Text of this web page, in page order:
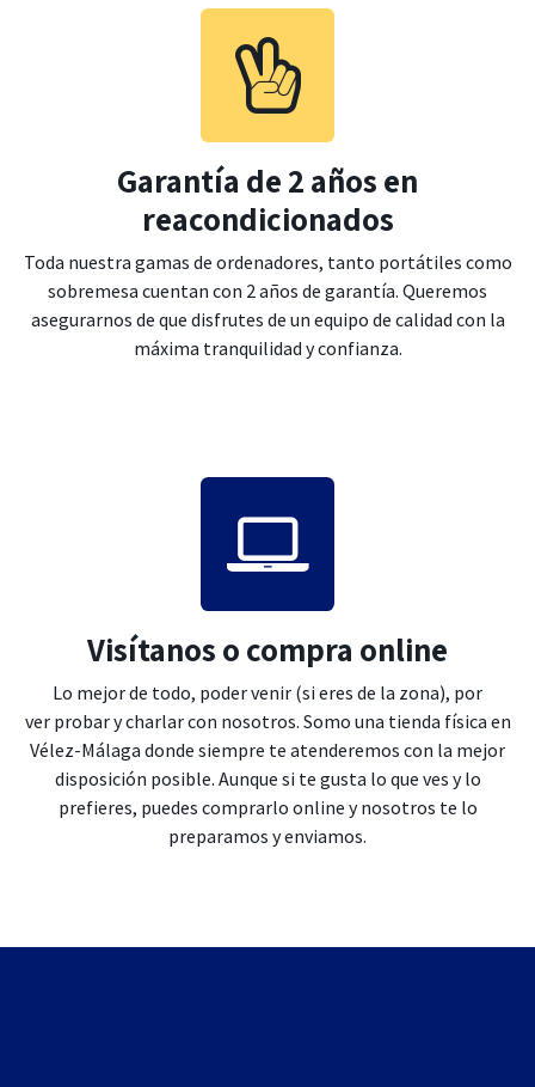
Garantía de 2 años en
reacondicionados
Toda nuestra gamas de ordenadores, tanto portátiles como
sobremesa cuentan con 2 años de garantía. Queremos
asegurarnos de que disfrutes de un equipo de calidad con la
máxima tranquilidad y confianza.
Visítanos o compra online
Lo mejor de todo, poder venir (si eres de la zona), por
ver probar y charlar con nosotros. Somo una tienda física en
Vélez-Málaga donde siempre te atenderemos con la mejor
disposición posible. Aunque si te gusta lo que ves y lo
prefieres, puedes comprarlo online y nosotros te lo
preparamos y enviamos.